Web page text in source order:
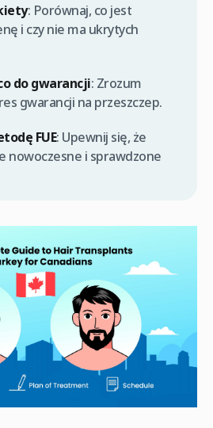
: Porównaj, co jest
i czy nie ma ukrytych
do gwarancji: Zrozum
gwarancji na przeszczep.
FUE: Upewnij się, że
nowoczesne i sprawdzone